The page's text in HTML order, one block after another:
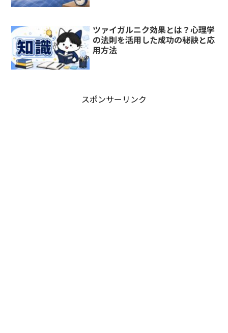
ツァイガルニク効果とは？心理学
の法則を活用した成功の秘訣と応
用方法
スポンサーリンク